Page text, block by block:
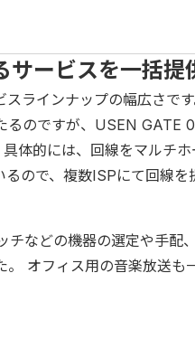
サービスを一括提
ラインナップの幅広さで
るのですが、USEN GATE
体的には、回線をマルチホ
ので、複数ISPにて回線
チなどの機器の選定や手配
オフィス用の音楽放送も